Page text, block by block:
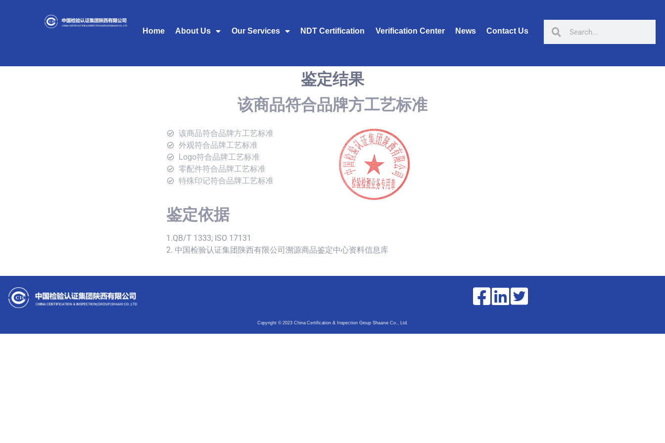
Home About Us Our Services NDT Certification Verification Center News Contact Us
鉴定结果
该商品符合品牌方工艺标准
该商品符合品牌方工艺标准
外观符合品牌工艺标准
Logo符合品牌工艺标准
零配件符合品牌工艺标准
特殊印记符合品牌工艺标准
鉴定依据
1.QB/T 1333; ISO 17131
2. 中国检验认证集团陕西有限公司溯源商品鉴定中心资料信息库
Copyright © 2023 China Certification & Inspection Group Shaanxi Co., Ltd.